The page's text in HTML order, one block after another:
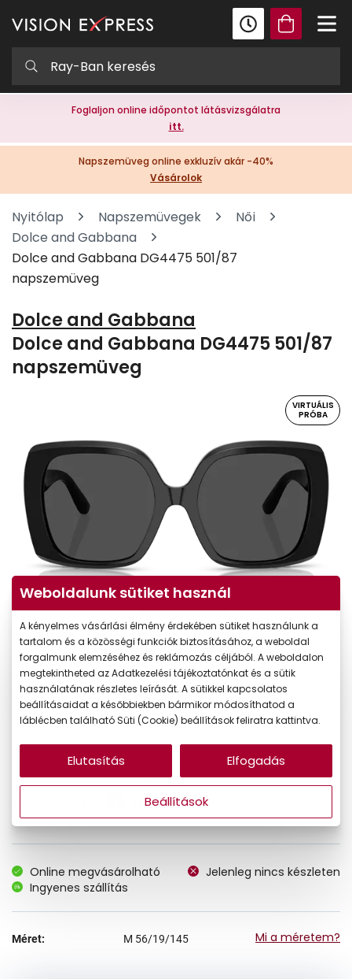
Foglaljon online időpontot látásvizsgálatra
itt.
Napszemüveg online exkluzív akár -40%
Vásárolok
Nyitólap Napszemüvegek
Női
Dolce and Gabbana
Dolce and Gabbana DG4475 501/87
napszemüveg
Dolce and Gabbana
Dolce and Gabbana DG4475 501/87
napszemüveg
VIRTUÁLIS
PRÓBA
Virtuális próba
Ár: 107.690 Ft
91.537 Ft
Online megvásárolható
Jelenleg nincs készleten
Ingyenes szállítás
Méret: M 56/19/145 Mi a méretem?
Weboldalunk sütiket használ
A kényelmes vásárlási élmény érdekében sütiket használunk a
tartalom és a közösségi funkciók biztosításához, a weboldal
forgalmunk elemzéséhez és reklámozás céljából. A weboldalon
megtekintheted az Adatkezelési tájékoztatónkat és a sütik
használatának részletes leírását. A sütikkel kapcsolatos
beállításaidat a későbbiekben bármikor módosíthatod a
láblécben található Süti (Cookie) beállítások feliratra kattintva.
Beállítások
Elutasítás Elfogadás